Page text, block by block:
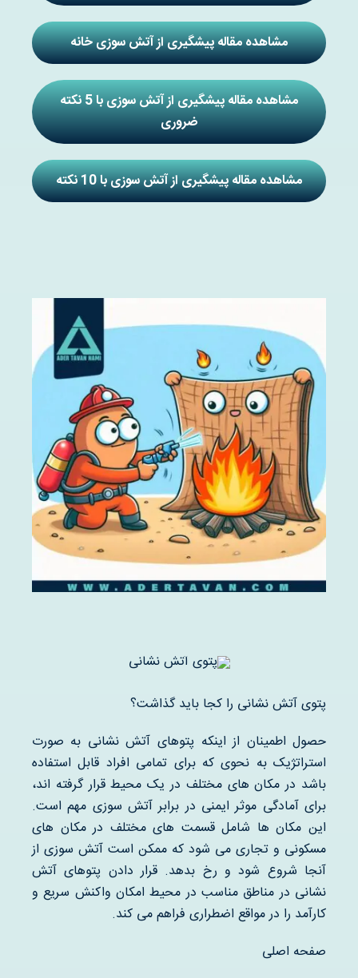
مشاهده مقاله پیشگیری از آتش سوزی خانه
مشاهده مقاله پیشگیری از آتش سوزی با 5 نکته
ضروری
مشاهده مقاله پیشگیری از آتش سوزی با 10 نکته
پتوی آتش نشانی را کجا باید گذاشت؟
حصول اطمینان از اینکه پتوهای آتش نشانی به صورت
استراتژیک به نحوی که برای تمامی افراد قابل استفاده
باشد در مکان های مختلف در یک محیط قرار گرفته اند،
برای آمادگی موثر ایمنی در برابر آتش سوزی مهم است.
این مکان ها شامل قسمت های مختلف در مکان های
مسکونی و تجاری می شود که ممکن است آتش سوزی از
آنجا شروع شود و رخ بدهد. قرار دادن پتوهای آتش
نشانی در مناطق مناسب در محیط امکان واکنش سریع و
کارآمد را در مواقع اضطراری فراهم می کند.
صفحه اصلی